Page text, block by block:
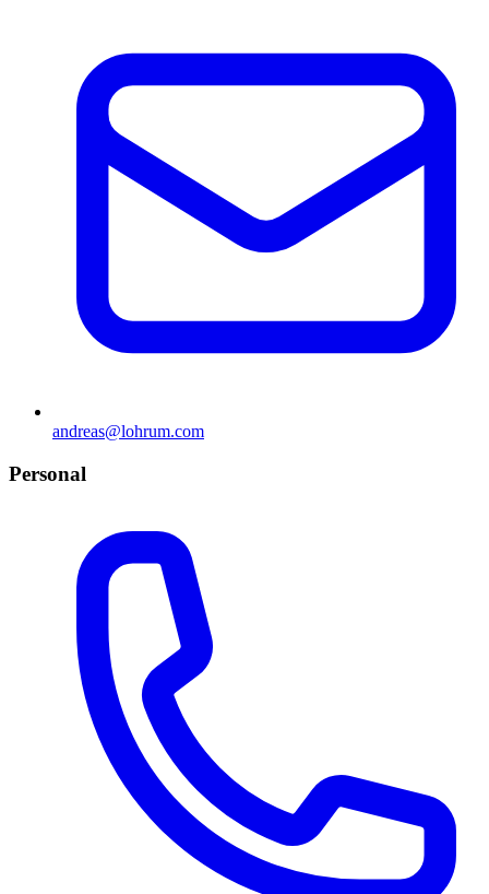
andreas@lohrum.com
Personal